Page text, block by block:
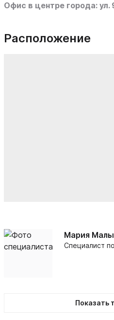
Офис в центре города: ул.
Расположение
Мария
Специалист
Показать